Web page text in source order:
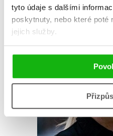
tyto údaje s dalšími
poskytnuty, nebo které poté
jejich služby.